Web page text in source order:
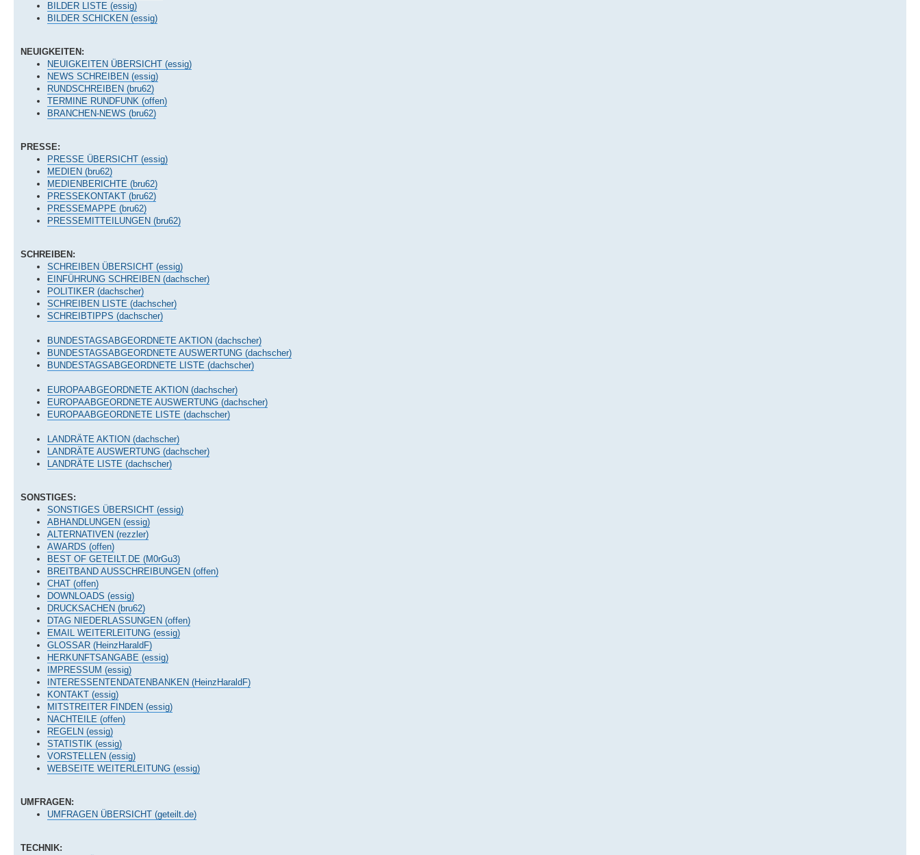
BILDER LISTE (essig)
BILDER SCHICKEN (essig)
NEUIGKEITEN:
NEUIGKEITEN ÜBERSICHT (essig)
NEWS SCHREIBEN (essig)
RUNDSCHREIBEN (bru62)
TERMINE RUNDFUNK (offen)
BRANCHEN-NEWS (bru62)
PRESSE:
PRESSE ÜBERSICHT (essig)
MEDIEN (bru62)
MEDIENBERICHTE (bru62)
PRESSEKONTAKT (bru62)
PRESSEMAPPE (bru62)
PRESSEMITTEILUNGEN (bru62)
SCHREIBEN:
SCHREIBEN ÜBERSICHT (essig)
EINFÜHRUNG SCHREIBEN (dachscher)
POLITIKER (dachscher)
SCHREIBEN LISTE (dachscher)
SCHREIBTIPPS (dachscher)
BUNDESTAGSABGEORDNETE AKTION (dachscher)
BUNDESTAGSABGEORDNETE AUSWERTUNG (dachscher)
BUNDESTAGSABGEORDNETE LISTE (dachscher)
EUROPAABGEORDNETE AKTION (dachscher)
EUROPAABGEORDNETE AUSWERTUNG (dachscher)
EUROPAABGEORDNETE LISTE (dachscher)
LANDRÄTE AKTION (dachscher)
LANDRÄTE AUSWERTUNG (dachscher)
LANDRÄTE LISTE (dachscher)
SONSTIGES:
SONSTIGES ÜBERSICHT (essig)
ABHANDLUNGEN (essig)
ALTERNATIVEN (rezzler)
AWARDS (offen)
BEST OF GETEILT.DE (M0rGu3)
BREITBAND AUSSCHREIBUNGEN (offen)
CHAT (offen)
DOWNLOADS (essig)
DRUCKSACHEN (bru62)
DTAG NIEDERLASSUNGEN (offen)
EMAIL WEITERLEITUNG (essig)
GLOSSAR (HeinzHaraldF)
HERKUNFTSANGABE (essig)
IMPRESSUM (essig)
INTERESSENTENDATENBANKEN (HeinzHaraldF)
KONTAKT (essig)
MITSTREITER FINDEN (essig)
NACHTEILE (offen)
REGELN (essig)
STATISTIK (essig)
VORSTELLEN (essig)
WEBSEITE WEITERLEITUNG (essig)
UMFRAGEN:
UMFRAGEN ÜBERSICHT (geteilt.de)
TECHNIK: